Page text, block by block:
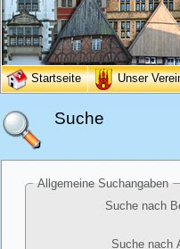
Startseite Unser
Suche
Allgemeine Suchangaben
Suche nach
Suche nach